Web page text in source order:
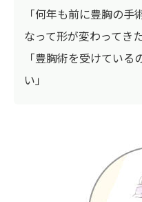
「何年も前に豊胸の
なって形が変わってきた
「豊胸術を受けてい
い」